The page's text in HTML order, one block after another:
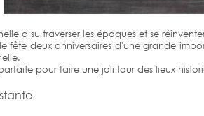
a su traverser les époques et se
fête deux anniversaires d'une grande
pour faire une joli tour des lieux